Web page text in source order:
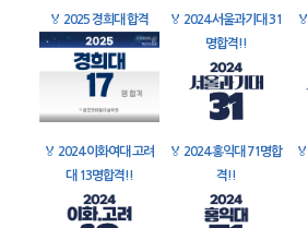
🏅 2025 경희대 합격 🏅 2024 서울과기대 31
명합격!!
🏅
🏅 2024 이화여대 고려
대 13명합격!!
🏅 2024 홍익대 71명합
격!!
🏅